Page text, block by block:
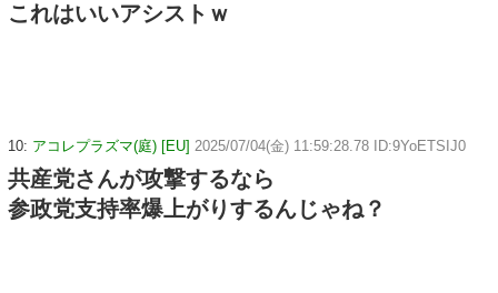
これはいいアシストｗ
10: アコレプラズマ(庭) [EU] 2025/07/04(金) 11:59:28.78 ID:9YoETSIJ0
共産党さんが攻撃するなら
参政党支持率爆上がりするんじゃね？